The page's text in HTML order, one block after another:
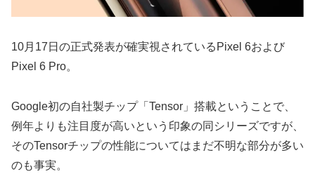
10月17日の正式発表が確実視されているPixel 6および
Pixel 6 Pro。
Google初の自社製チップ「Tensor」搭載ということで、
例年よりも注目度が高いという印象の同シリーズですが、
そのTensorチップの性能についてはまだ不明な部分が多い
のも事実。